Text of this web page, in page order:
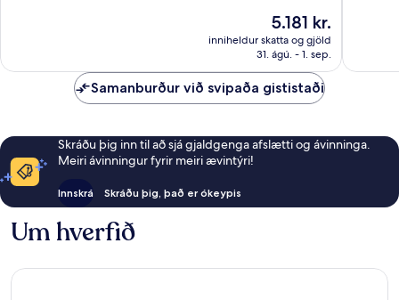
Verðið
er
5.181 kr.
5.181 kr.
inniheldur skatta og gjöld
31. ágú. - 1. sep.
Samanburður við svipaða gististaði
Skráðu þig inn til að sjá gjaldgenga afslætti og ávinninga.
Meiri ávinningur fyrir meiri ævintýri!
Innskrá Skráðu þig, það er ókeypis
Um hverfið